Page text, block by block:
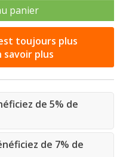
panier
toujours plus
savoir plus
de 5% de
de 7% de